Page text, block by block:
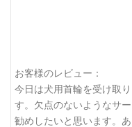
お客様のレビュー：
今日は犬用首輪を受け取
す。欠点のないようなサ
勧めしたいと思います。